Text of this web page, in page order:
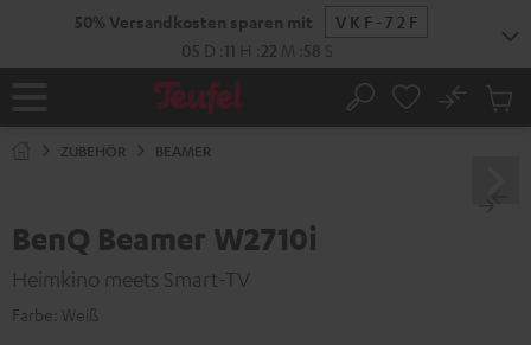
50% Versandkosten sparen mit
VKF-72F
05 D 11 H 22 M 57 S
Startseite Suche
No
ZUBEHÖR BEAMER
BenQ Beamer W2710i
Heimkino meets Smart-TV
Farbe: Weiß